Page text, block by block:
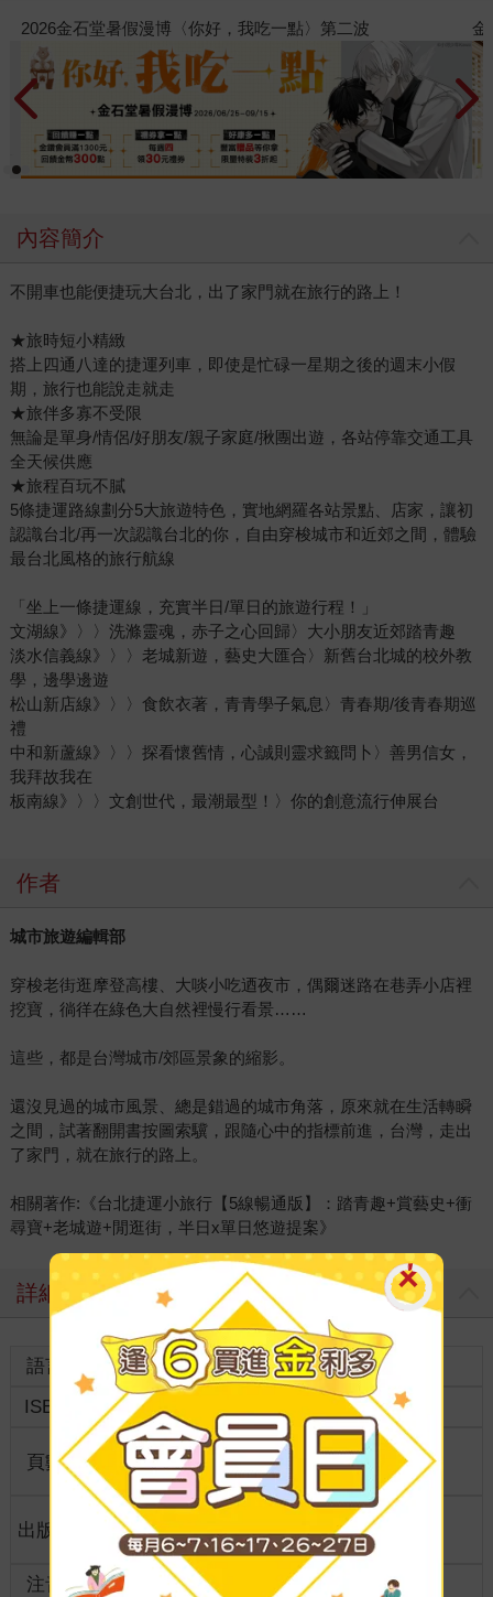
金石堂2026海外優惠：電子書
內容簡介
不開車也能便捷玩大台北，出了家門就在旅行的路上！
★旅時短小精緻
搭上四通八達的捷運列車，即使是忙碌一星期之後的週末小假
期，旅行也能說走就走
★旅伴多寡不受限
無論是單身/情侶/好朋友/親子家庭/揪團出遊，各站停靠交通工具
全天候供應
★旅程百玩不膩
5條捷運路線劃分5大旅遊特色，實地網羅各站景點、店家，讓初
認識台北/再一次認識台北的你，自由穿梭城市和近郊之間，體驗
最台北風格的旅行航線
「坐上一條捷運線，充實半日/單日的旅遊行程！」
文湖線》〉〉洗滌靈魂，赤子之心回歸〉大小朋友近郊踏青趣
淡水信義線》〉〉老城新遊，藝史大匯合〉新舊台北城的校外教
學，邊學邊遊
松山新店線》〉〉食飲衣著，青青學子氣息〉青春期/後青春期巡
禮
中和新蘆線》〉〉探看懷舊情，心誠則靈求籤問卜〉善男信女，
我拜故我在
板南線》〉〉文創世代，最潮最型！〉你的創意流行伸展台
作者
城市旅遊編輯部
穿梭老街逛摩登高樓、大啖小吃迺夜市，偶爾迷路在巷弄小店裡
挖寶，徜徉在綠色大自然裡慢行看景……
這些，都是台灣城市/郊區景象的縮影。
還沒見過的城市風景、總是錯過的城市角落，原來就在生活轉瞬
之間，試著翻開書按圖索驥，跟隨心中的指標前進，台灣，走出
了家門，就在旅行的路上。
相關著作:《台北捷運小旅行【5線暢通版】：踏青趣+賞藝史+衝
尋寶+老城遊+閒逛街，半日x單日悠遊提案》
詳細資料
語言 中文繁體
裝訂
ISBN
4717702900977 分級 普通級
頁數 288
商品規
格
23*17CM
出版地 台灣
適讀年
齡
全齡適讀
注音 級別